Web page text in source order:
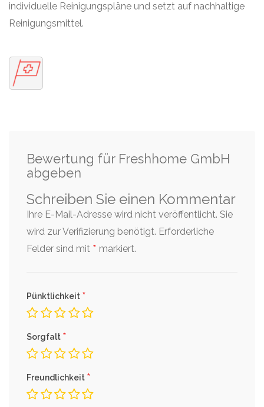
individuelle Reinigungspläne und setzt auf nachhaltige
Reinigungsmittel.
Bewertung für Freshhome GmbH
abgeben
Schreiben Sie einen Kommentar
Ihre E-Mail-Adresse wird nicht veröffentlicht. Sie
wird zur Verifizierung benötigt. Erforderliche
Felder sind mit * markiert.
Pünktlichkeit *
Sorgfalt *
Freundlichkeit *